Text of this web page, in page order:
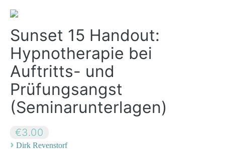
Sunset 15 Handout:
Hypnotherapie bei
Auftritts- und
Prüfungsangst
(Seminarunterlagen)
€3.00
› Dirk Revenstorf